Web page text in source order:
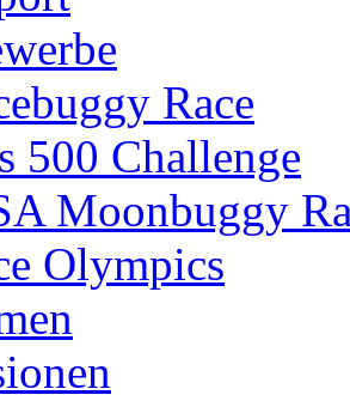
Race
500 Challenge
Moonbuggy
Olympics